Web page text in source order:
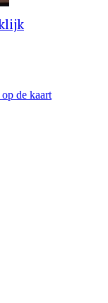
de kaart